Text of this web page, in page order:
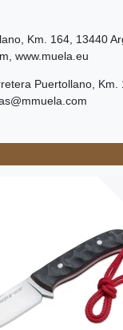
Km. 164 13440
www.muela.eu
Puertollano, Km.